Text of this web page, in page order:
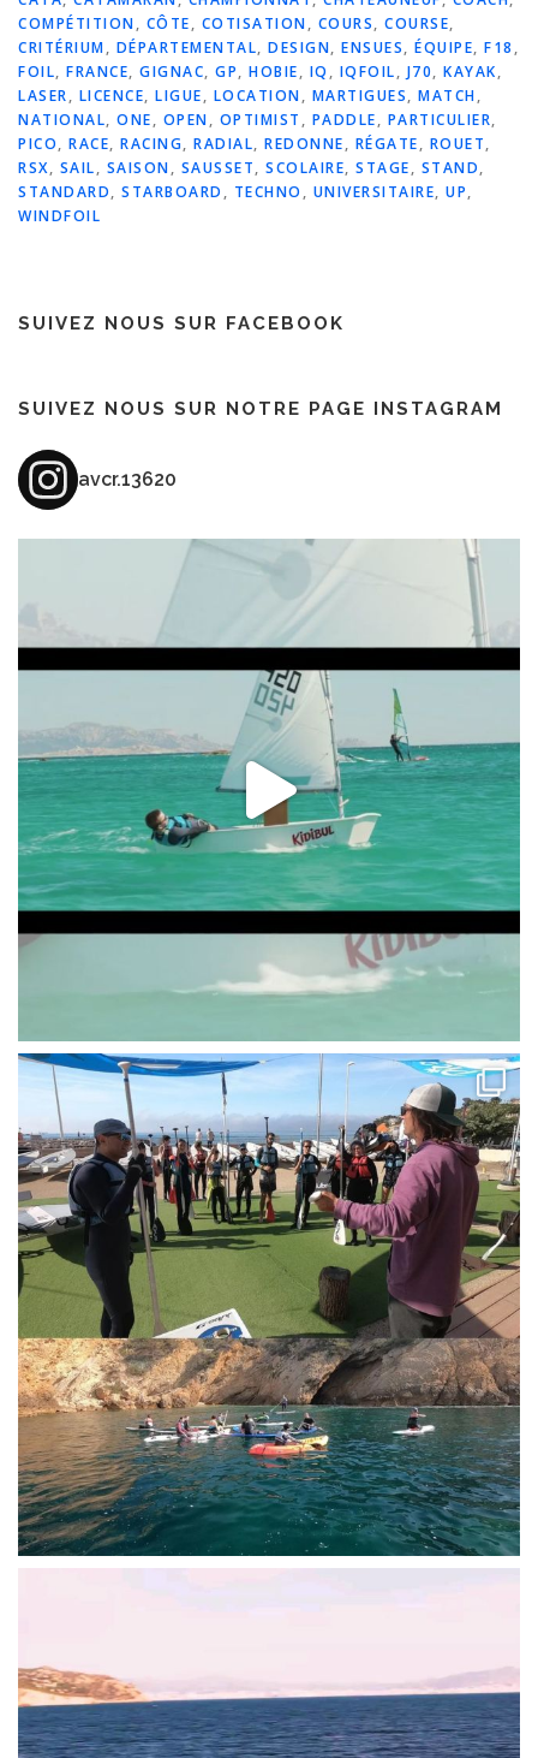
COMPÉTITION, CÔTE, COTISATION, COURS, COURSE,
CRITÉRIUM, DÉPARTEMENTAL, DESIGN, ENSUES, ÉQUIPE, F18,
FOIL, FRANCE, GIGNAC, GP, HOBIE, IQ, IQFOIL, J70, KAYAK,
LASER, LICENCE, LIGUE, LOCATION, MARTIGUES, MATCH,
NATIONAL, ONE, OPEN, OPTIMIST, PADDLE, PARTICULIER,
PICO, RACE, RACING, RADIAL, REDONNE, RÉGATE, ROUET,
RSX, SAIL, SAISON, SAUSSET, SCOLAIRE, STAGE, STAND,
STANDARD, STARBOARD, TECHNO, UNIVERSITAIRE, UP,
WINDFOIL
SUIVEZ NOUS SUR FACEBOOK
SUIVEZ NOUS SUR NOTRE PAGE INSTAGRAM
avcr.13620